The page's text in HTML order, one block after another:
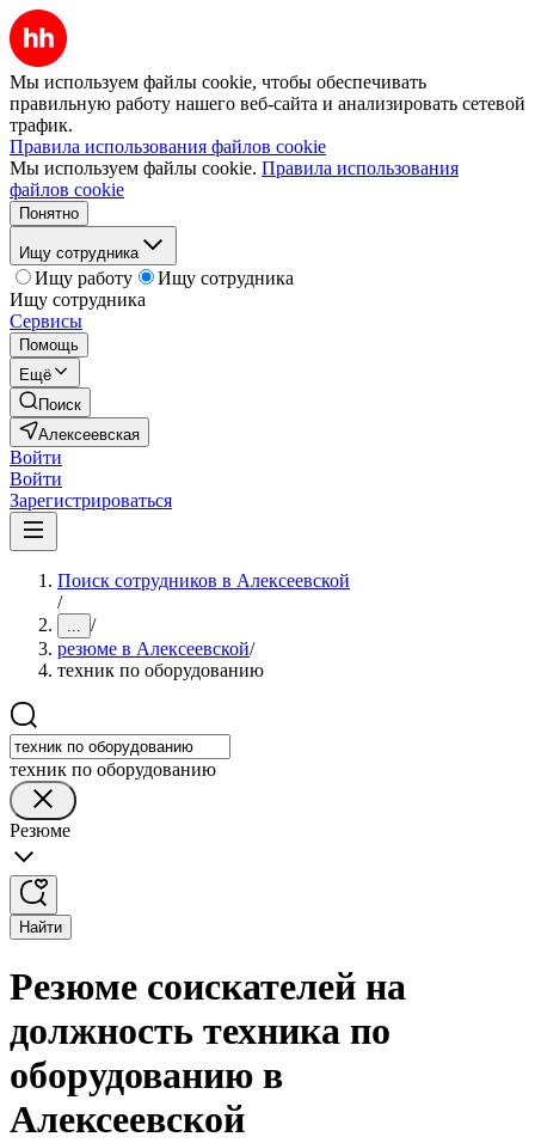
Мы используем файлы cookie, чтобы обеспечивать
правильную работу нашего веб-сайта и анализировать сетевой
трафик.
Правила использования файлов cookie
Мы используем файлы cookie. Правила использования
файлов cookie
Понятно
Ищу сотрудника
Ищу работу
Ищу сотрудника
Ищу сотрудника
Сервисы
Помощь
Ещё
Поиск
Алексеевская
Войти
Войти
Зарегистрироваться
Поиск сотрудников в Алексеевской
/
... /
резюме в Алексеевской/
техник по оборудованию
техник по оборудованию
Резюме
Найти
Резюме соискателей на
должность техника по
оборудованию в
Алексеевской